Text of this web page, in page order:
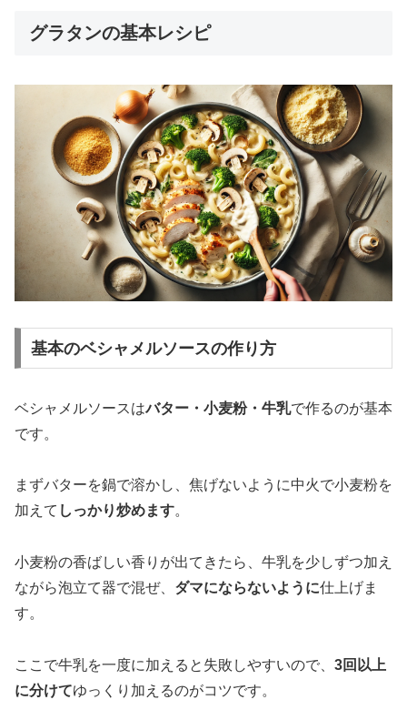
グラタンの基本レシピ
基本のベシャメルソースの作り方
ベシャメルソースはバター・小麦粉・牛乳で作るのが基本
です。
まずバターを鍋で溶かし、焦げないように中火で小麦粉を
加えて しっかり炒めます。
小麦粉の香ばしい香りが出てきたら、牛乳を少しずつ加え
ながら泡立て器で混ぜ、 ダマにならないように仕上げま
す。
ここで牛乳を一度に加えると失敗しやすいので、 3回以上
に分けてゆっくり加えるのがコツです。